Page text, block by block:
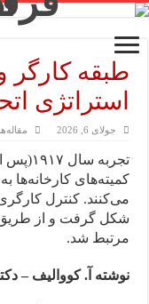
طبقه کارگر
استراتژی
جولای 6, 2026 مقاله‌ها
تجربه
کمیته‌های کارخانه‌ها
می‌کنند. کنترل کارگری
شکل گرفت و از طریق
مرتبط شد.
نوشته آ. کووالیف –